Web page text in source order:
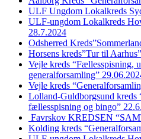
ULF Ungdom Lokalkreds
ULF-ungdom Lokalkreds
28.7.2024
Odsherred
Horsens kreds”Tur til
Vejle kreds “Fællesspisning,
generalforsamling”
Vejle kreds
Lolland-Guldborgsund kreds
fællesspisning og bingo”
Favrskov KREDSEN
Kolding kreds